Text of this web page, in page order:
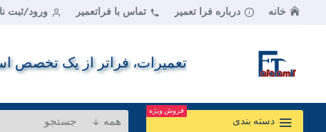
خانه درباره فرا تعمیر تماس با فراتعمیر ورود/ثبت
تعمیرات، فراتر از یک تخصص
دسته بندی
فروش ویژه
همه